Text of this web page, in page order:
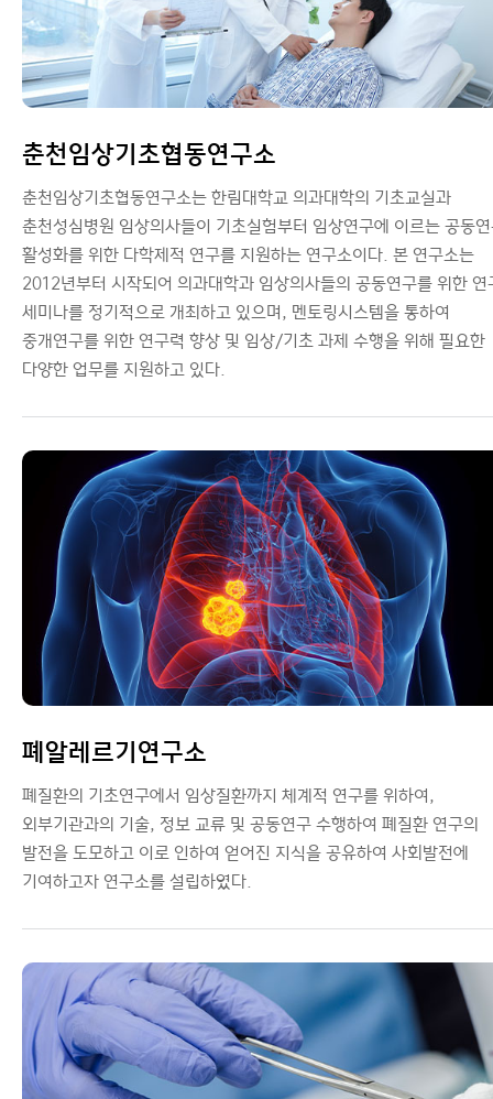
춘천임상기초협동연구소
춘천임상기초협동연구소는 한림대학교 의과대학의 기초교실과
춘천성심병원 임상의사들이 기초실험부터 임상연구에 이르는 공동
활성화를 위한 다학제적 연구를 지원하는 연구소이다. 본 연구소는
2012년부터 시작되어 의과대학과 임상의사들의 공동연구를 위한 연
세미나를 정기적으로 개최하고 있으며, 멘토링시스템을 통하여
중개연구를 위한 연구력 향상 및 임상/기초 과제 수행을 위해 필요한
다양한 업무를 지원하고 있다.
폐알레르기연구소
폐질환의 기초연구에서 임상질환까지 체계적 연구를 위하여,
외부기관과의 기술, 정보 교류 및 공동연구 수행하여 폐질환 연구의
발전을 도모하고 이로 인하여 얻어진 지식을 공유하여 사회발전에
기여하고자 연구소를 설립하였다.